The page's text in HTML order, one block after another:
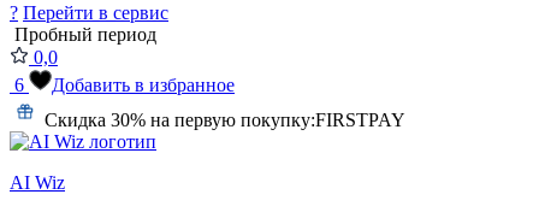
? Перейти в сервис
Пробный период
0,0
6
Добавить в избранное
Скидка 30% на первую покупку:FIRSTPAY
AI Wiz